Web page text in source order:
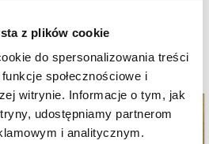
z plików cookie
do spersonalizowania treści
społecznościowe i
witrynie. Informacje o tym, jak
udostępniamy partnerom
i analitycznym.